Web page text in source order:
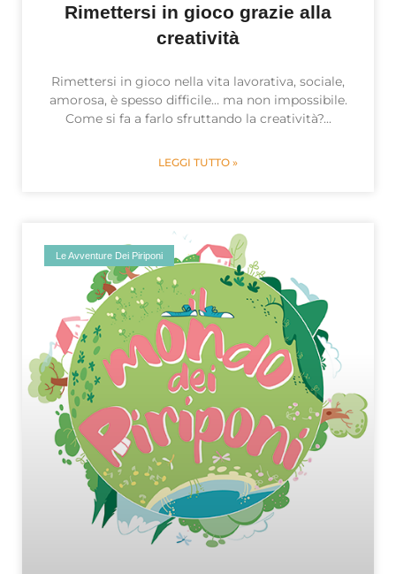
Rimettersi in gioco grazie alla
creatività
Rimettersi in gioco nella vita lavorativa, sociale,
amorosa, è spesso difficile… ma non impossibile.
Come si fa a farlo sfruttando la creatività?
LEGGI TUTTO »
Le Avventure Dei Piriponi